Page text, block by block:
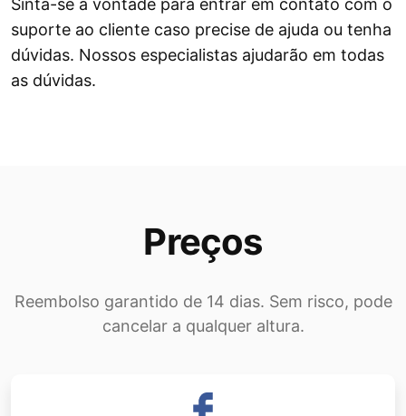
Sinta-se à vontade para entrar em contato com o
suporte ao cliente caso precise de ajuda ou tenha
dúvidas. Nossos especialistas ajudarão em todas
as dúvidas.
Preços
Reembolso garantido de 14 dias. Sem risco, pode
cancelar a qualquer altura.